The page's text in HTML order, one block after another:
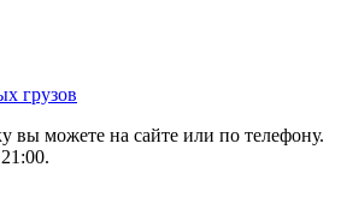
грузов
вы можете на сайте или по телефону.